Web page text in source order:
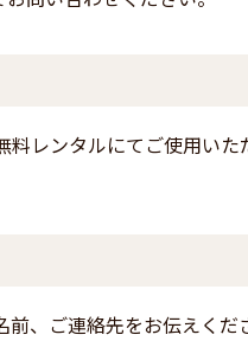
料レンタルにてご使用い
、ご連絡先をお伝えくだ